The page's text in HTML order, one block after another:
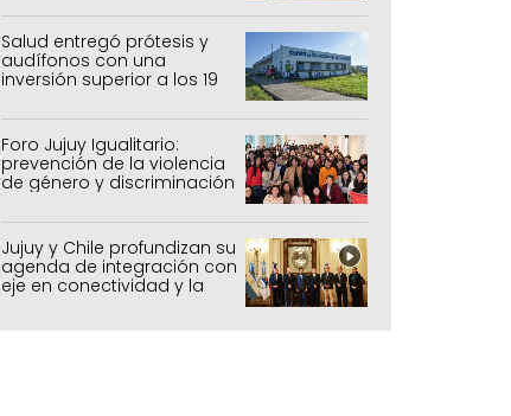
agrícolas, pecuarios y
forestal
Salud entregó prótesis y
audífonos con una
inversión superior a los 19
millones de pesos
Foro Jujuy Igualitario:
prevención de la violencia
de género y discriminación
Jujuy y Chile profundizan su
agenda de integración con
eje en conectividad y la
mejora del Paso de Jama